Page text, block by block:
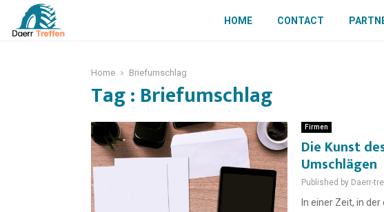
HOME CONTACT
Home Briefumschlag
Tag : Briefumschlag
Firmen
Die Kunst
Umschlägen
Published by Daerr-
In einer Zeit, in